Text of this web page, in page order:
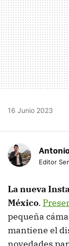
16 Junio 2023
Editor
La nueva
México.
pequeña
mantiene el
novedades